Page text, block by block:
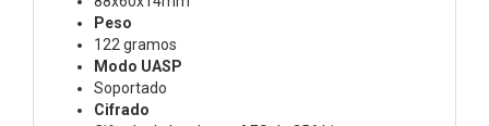
Peso
122 gramos
Modo UASP
Soportado
Cifrado